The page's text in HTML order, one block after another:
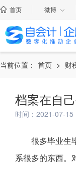
首页 微博
当前位置： 首页 > 财
档案在自
时间：2021-07-15
很多毕业生
系很多的东西。